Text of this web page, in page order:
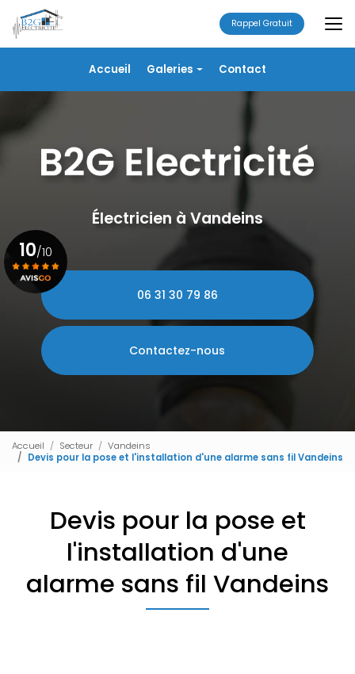
au
contenu
principal
Accueil Galeries
Chauffage/VMC
Portails
Contact
Rappel Gratuit
Électricien à Vandeins
06 31 30 79 86
Contactez-nous
10/10
Voir le certificat
Accueil Secteur
Vandeins
Devis pour la pose et l'installation d'une alarme sans fil Vandeins
Devis pour la pose et
l'installation d'une
alarme sans fil Vandeins